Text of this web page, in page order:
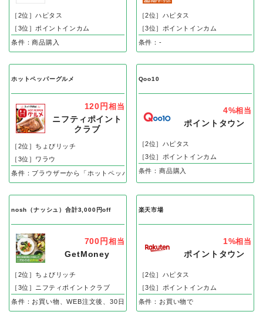
［2位］ハピタス
［3位］ポイントインカム
条件：商品購入
［2位］ハピタス
［3位］ポイントインカム
条件：-
ホットペッパーグルメ
120円 相当
ニフティポイント
クラブ
［2位］ちょびリッチ
［3位］ワラウ
条件：ブラウザーから「ホットペッパーグルメ」でリクエスト予約、即予約後の
Qoo10
4%相当
ポイントタウン
［2位］ハピタス
［3位］ポイントインカム
条件：商品購入
nosh（ナッシュ）合計3,000円off
700円 相当
GetMoney
［2位］ちょびリッチ
［3位］ニフティポイントクラブ
条件：お買い物、WEB注文後、30日以内の入金確認で
楽天市場
1%相当
ポイントタウン
［2位］ハピタス
［3位］ポイントインカム
条件：お買い物で